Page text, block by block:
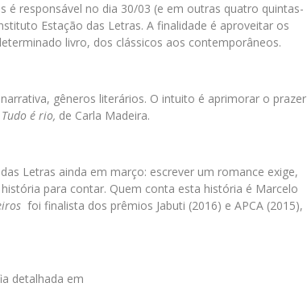
é responsável no dia 30/03 (e em outras quatro quintas-
Estação das Letras. A finalidade é aproveitar os
livro, dos clássicos aos contemporâneos.
gêneros literários. O intuito é aprimorar o prazer
Tudo é rio, de Carla Madeira.
Letras ainda em março: escrever um romance exige,
para contar. Quem conta esta história é Marcelo
foi finalista dos prêmios Jabuti (2016) e APCA (2015),
detalhada em